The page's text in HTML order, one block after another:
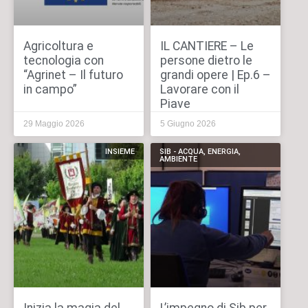
Agricoltura e
tecnologia con
“Agrinet – Il futuro
in campo”
29 Maggio 2026
IL CANTIERE – Le
persone dietro le
grandi opere | Ep.6 –
Lavorare con il
Piave
5 Giugno 2026
INSIEME
SIB - ACQUA, ENERGIA,
AMBIENTE